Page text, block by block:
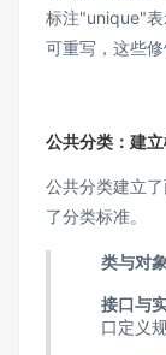
标注"unique"
可重写，这些修
公共分类：建
公共分类建立
了分类标准。
类与对象
接口与
口定义